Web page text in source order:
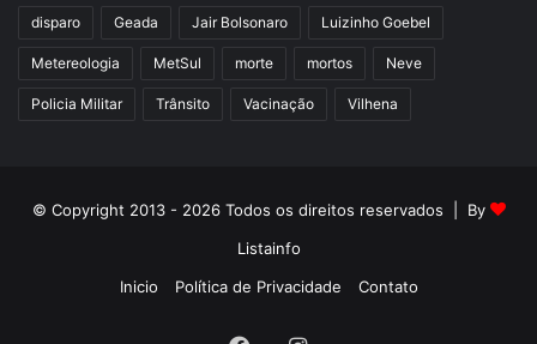
disparo Geada Jair Bolsonaro Luizinho Goebel
Metereologia MetSul morte mortos Neve
Policia Militar Trânsito Vacinação Vilhena
© Copyright 2013 - 2026 Todos os direitos reservados | By
Listainfo
Inicio
Política de Privacidade Contato